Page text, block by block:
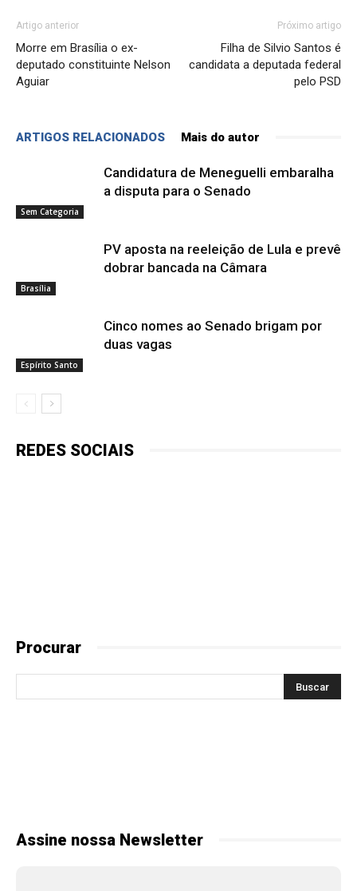
Artigo anterior
Morre em Brasília o ex-
deputado constituinte Nelson
Aguiar
Próximo artigo
Filha de Silvio Santos é
candidata a deputada federal
pelo PSD
ARTIGOS RELACIONADOS Mais do autor
Sem Categoria
Candidatura de Meneguelli embaralha
a disputa para o Senado
Brasília
PV aposta na reeleição de Lula e prevê
dobrar bancada na Câmara
Espírito Santo
Cinco nomes ao Senado brigam por
duas vagas
REDES SOCIAIS
Procurar
Assine nossa Newsletter